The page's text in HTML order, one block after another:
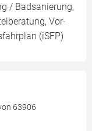
/ Badsanierung,
Vor-
(iSFP)
63906